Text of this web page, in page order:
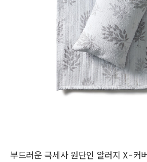
부드러운 극세사 원단인 알러지 X-커